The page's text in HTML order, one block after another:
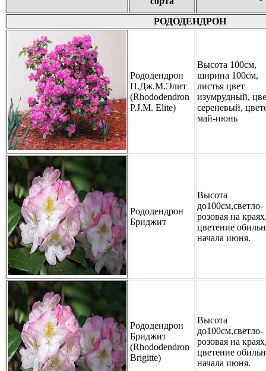
РОДОДЕНДРОН
Рододендрон
П.Дж.М.Элит
(Rhododendron
P.J.M. Elite)
Высота 100см,
ширина 100см,
листья цвет
изумрудный,
сереневый,
май-июнь
Рододендрон
Бриджит
Высота
до100см,светло-
розовая на
цветение
начала июня.
Рододендрон
Бриджит
(Rhododendron
Brigitte)
Высота
до100см,светло-
розовая на
цветение
начала июня.